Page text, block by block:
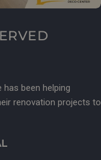
has been helping
renovation projects to